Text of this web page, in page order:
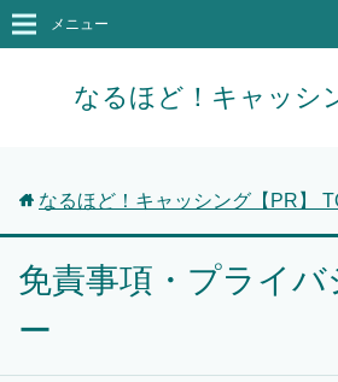
なるほど！キャッシ
メニュー
なるほど！キャッシング【PR】
免責事項・プライバ
ー